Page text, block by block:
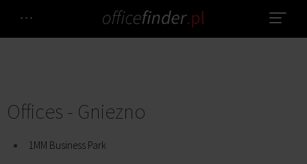
Offices - Gniezno
1MM Business Park